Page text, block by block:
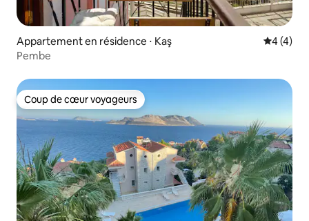
Appartement en résidence ⋅ Kaş
4 (4)
Pembe
Coup de cœur voyageurs
Coup de cœur voyageurs